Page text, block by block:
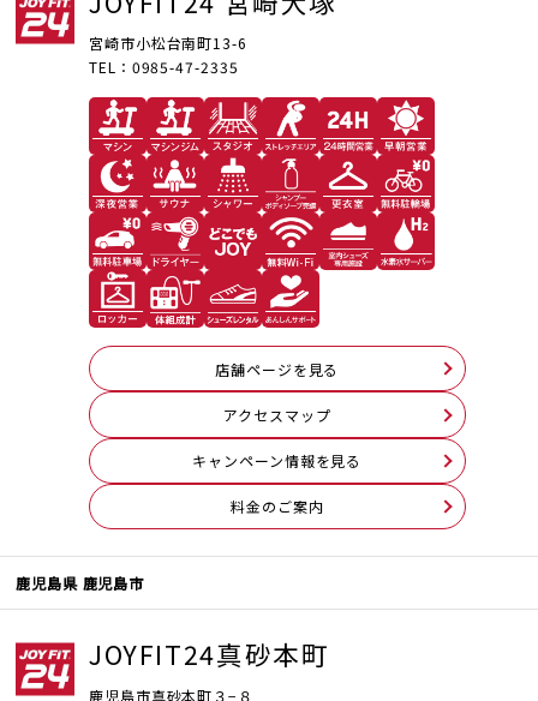
宮崎市小松台南町13-6
TEL：0985-47-2335
店舗ページを見る
アクセスマップ
キャンペーン情報を見る
料⾦のご案内
鹿児島県 鹿児島市
JOYFIT24真砂本町
鹿児島市真砂本町３−８